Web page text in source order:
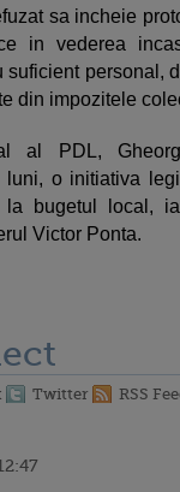
sa incheie
in vederea
personal,
din impozitele
al PDL,
o initiativa
la bugetul local,
Victor Ponta.
Twitter RSS